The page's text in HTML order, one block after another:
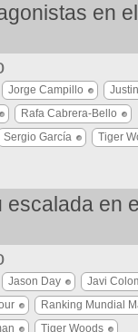
en
Jorge Campillo
Rafa Cabrera-Bello
Sergio García
Tiger
escalada en
Jason Day
Javi
Ranking Mundial
Tiger Woods